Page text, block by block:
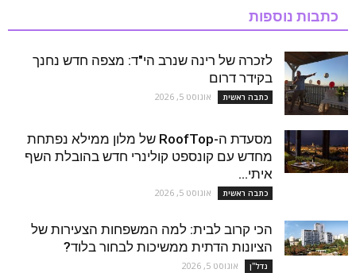
כתבות נוספות
לזכרה של רינה שנרב הי"ד: מצפה חדש נחנך
בקידר דרום
כתבה ראשית אוגוסט 5, 2026
מסעדת ה-RoofTop של מלון ממילא נפתחת
מחדש עם קונספט קולינרי חדש בהובלת השף
איתי...
כתבה ראשית אוגוסט 5, 2026
הכי קרוב לבית: למה המשפחות הצעירות של
הציונות הדתית ממשיכות לבחור בלוד?
נדל''ן אוגוסט 5, 2026